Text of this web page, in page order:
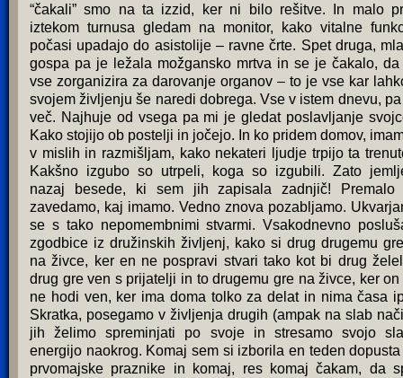
“čakali” smo na ta izzid, ker ni bilo rešitve. In malo
iztekom turnusa gledam na monitor, kako vitalne
počasi upadajo do asistolije – ravne črte. Spet druga,
gospa pa je ležala možgansko mrtva in se je čakalo, da
vse zorganizira za darovanje organov – to je vse kar
svojem življenju še naredi dobrega. Vse v istem dnevu,
več. Najhuje od vsega pa mi je gledat poslavljanje
Kako stojijo ob postelji in jočejo. In ko pridem domov,
v mislih in razmišljam, kako nekateri ljudje trpijo ta
Kakšno izgubo so utrpeli, koga so izgubili. Zato
nazaj besede, ki sem jih zapisala zadnjič! Premalo
zavedamo, kaj imamo. Vedno znova pozabljamo.
se s tako nepomembnimi stvarmi. Vsakodnevno
zgodbice iz družinskih življenj, kako si drug drugemu
na živce, ker en ne pospravi stvari tako kot bi drug
drug gre ven s prijatelji in to drugemu gre na živce, ker on
ne hodi ven, ker ima doma tolko za delat in nima časa
Skratka, posegamo v življenja drugih (ampak na slab
jih želimo spreminjati po svoje in stresamo svojo
energijo naokrog. Komaj sem si izborila en teden
prvomajske praznike in komaj, res komaj čakam, da